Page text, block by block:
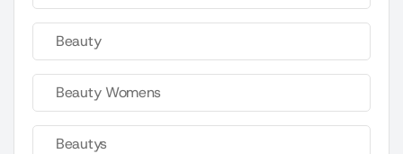
Beauty
Beauty Womens
Beautys